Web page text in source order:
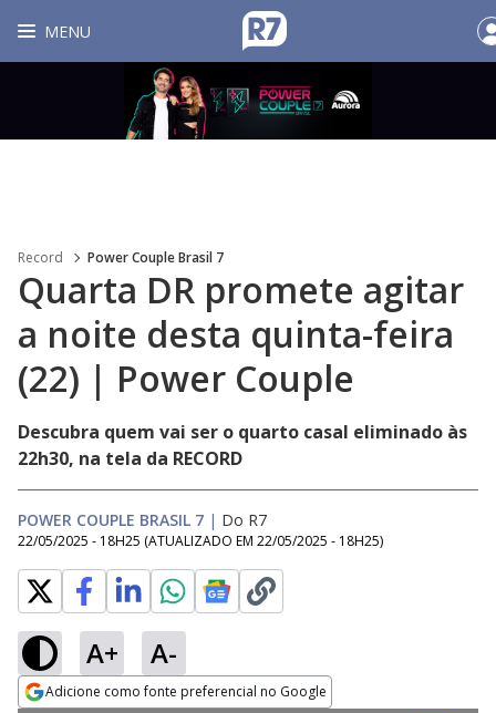
MENU
Record Power Couple Brasil 7
Quarta DR promete agitar
a noite desta quinta-feira
(22) | Power Couple
Descubra quem vai ser o quarto casal eliminado às
22h30, na tela da RECORD
POWER COUPLE BRASIL 7 | Do R7
22/05/2025 - 18H25 (ATUALIZADO EM 22/05/2025 - 18H25)
A+ A-
Adicione como fonte preferencial no Google
explore